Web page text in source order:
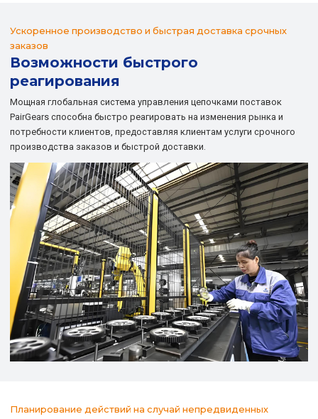
Ускоренное производство и быстрая доставка срочных
заказов
Возможности быстрого
реагирования
Мощная глобальная система управления цепочками поставок
PairGears способна быстро реагировать на изменения рынка и
потребности клиентов, предоставляя клиентам услуги срочного
производства заказов и быстрой доставки.
Планирование действий на случай непредвиденных